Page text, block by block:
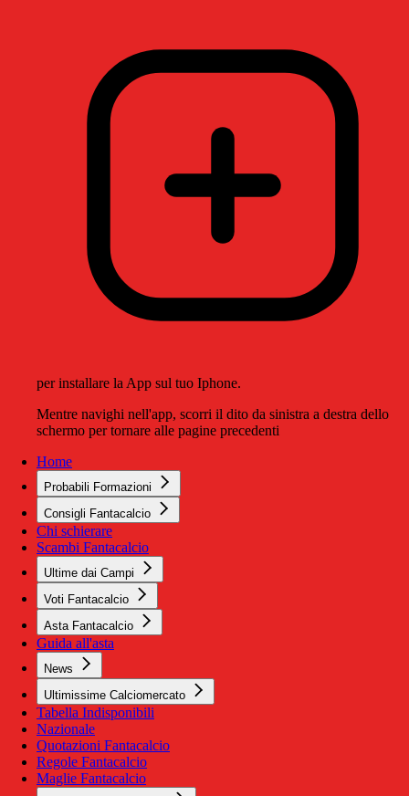
per installare la App sul tuo Iphone.
Mentre navighi nell'app, scorri il dito da sinistra a destra dello
schermo per tornare alle pagine precedenti
Home
Probabili Formazioni
Consigli Fantacalcio
Chi schierare
Scambi Fantacalcio
Ultime dai Campi
Voti Fantacalcio
Asta Fantacalcio
Guida all'asta
News
Ultimissime Calciomercato
Tabella Indisponibili
Nazionale
Quotazioni Fantacalcio
Regole Fantacalcio
Maglie Fantacalcio